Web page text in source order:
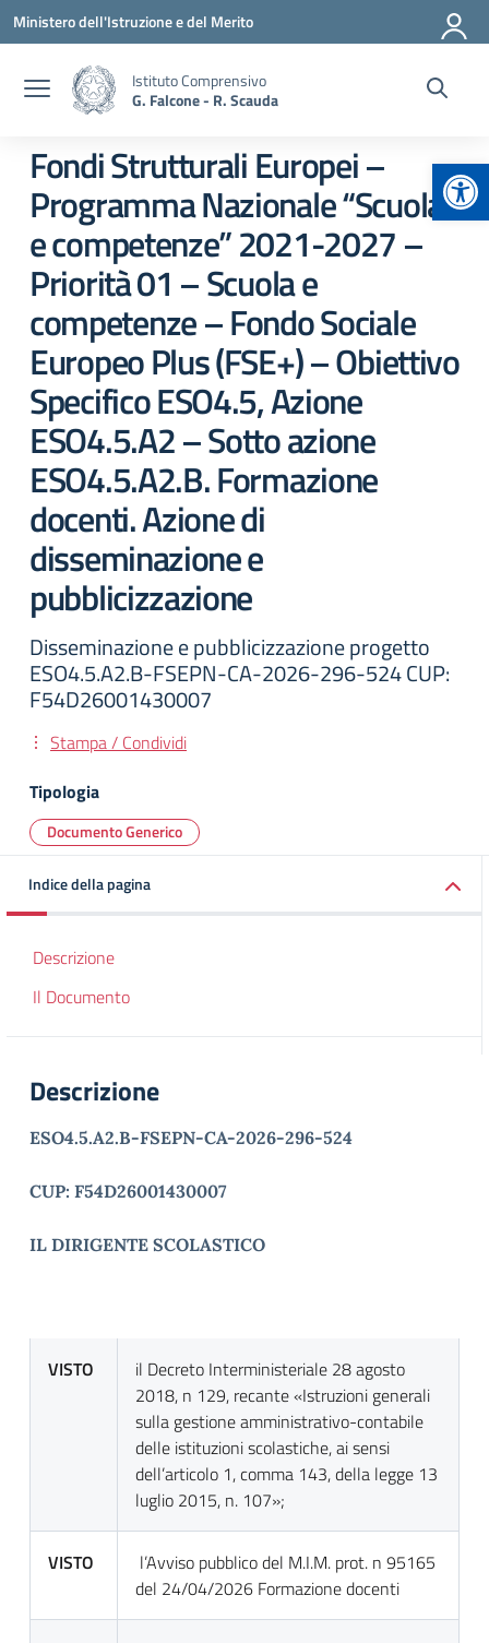
Vai ai contenuti
Vai al menu di navigazione
Vai al footer
Ministero dell'Istruzione e del Merito
Istituto Comprensivo
G. Falcone - R. Scauda
Fondi Strutturali Europei –
Programma Nazionale “Scuola
e competenze” 2021-2027 –
Priorità 01 – Scuola e
competenze – Fondo Sociale
Europeo Plus (FSE+) – Obiettivo
Specifico ESO4.5, Azione
ESO4.5.A2 – Sotto azione
ESO4.5.A2.B. Formazione
docenti. Azione di
disseminazione e
pubblicizzazione
Disseminazione e pubblicizzazione progetto
ESO4.5.A2.B-FSEPN-CA-2026-296-524 CUP:
F54D26001430007
Stampa / Condividi
Tipologia
Documento Generico
Indice della pagina
Descrizione
Il Documento
Descrizione
ESO4.5.A2.B-FSEPN-CA-2026-296-524
CUP: F54D26001430007
IL DIRIGENTE SCOLASTICO
VISTO
il Decreto Interministeriale 28 agosto
2018, n 129, recante «Istruzioni generali
sulla gestione amministrativo-contabile
delle istituzioni scolastiche, ai sensi
dell’articolo 1, comma 143, della legge 13
luglio 2015, n. 107»;
VISTO
l’Avviso pubblico del M.I.M. prot. n 95165
del 24/04/2026 Formazione docenti